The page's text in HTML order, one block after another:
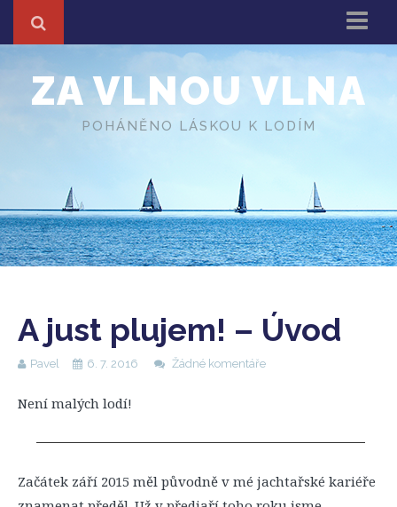
Z cest
About
ZA VLNOU VLNA
POHÁNĚNO LÁSKOU K LODÍM
A just plujem! – Úvod
Pavel 6. 7. 2016 Žádné komentáře
Není malých lodí!
Začátek září 2015 měl původně v mé jachtařské kariéře